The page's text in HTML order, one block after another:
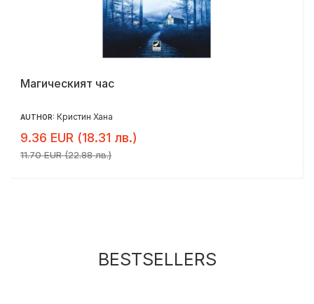
Магическият час
AUTHOR: Кристин Хана
9.36 EUR (18.31 лв.)
11.70 EUR (22.88 лв.)
BESTSELLERS